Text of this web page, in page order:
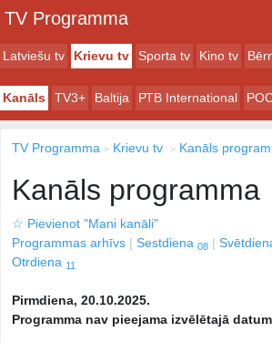
TV Programma
Latviešu tv Krievu tv Sporta tv Kino tv
Kanāls TV3+ Baltija РТB International
TV Programma Krievu tv Kanāls
Kanāls programma
☆ Pievienot "Mani kanāli"
Programmas arhīvs
Sestdiena 08
Otrdiena 11
Pirmdiena, 20.10.2025.
Programma nav pieejama izvēlētajā